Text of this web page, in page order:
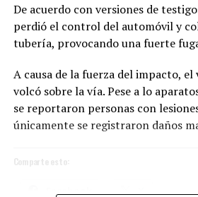
De acuerdo con versiones de
perdió el control del automóvil y
tubería, provocando una fuerte
A causa de la fuerza del impacto,
volcó sobre la vía. Pese a lo
se reportaron personas con
únicamente se registraron daños
Comparte esto: